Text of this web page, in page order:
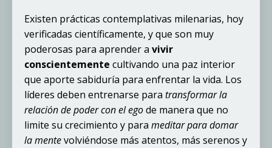
Existen prácticas contemplativas milenarias, hoy
verificadas científicamente, y que son muy
poderosas para aprender a vivir
conscientemente cultivando una paz interior
que aporte sabiduría para enfrentar la vida. Los
líderes deben entrenarse para transformar la
relación de poder con el egode manera que no
limite su crecimiento y para meditar para domar
la mentevolviéndose más atentos, más serenos y